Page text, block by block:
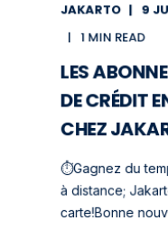
JAKARTO
9
1 MIN READ
LES
DE CRÉDIT
CHEZ
⏱️Gagnez du
à distance;
carte!Bonne